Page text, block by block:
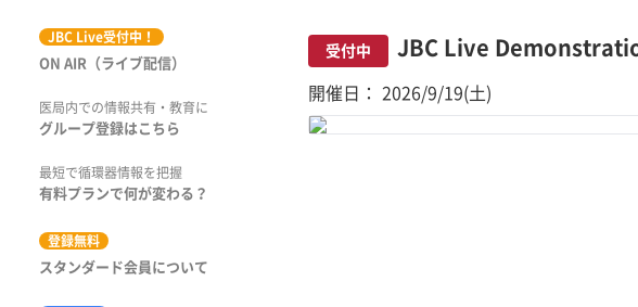
ジャーナル
動画コンテンツ
市場トピックス
JBC Live受付中！
ON AIR（ライブ配信）
医局内での情報共有・教育に
グループ登録はこちら
最短で循環器情報を把握
有料プランで何が変わる？
登録無料
スタンダード会員について
受付中 JBC Live
開催日： 2026/9/19(土)